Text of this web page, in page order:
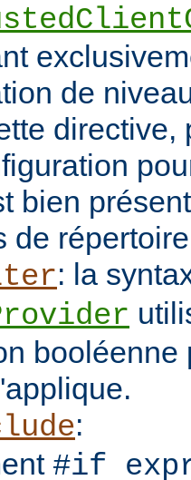
de
directive,
bien
de
: la
booléenne
:
#if